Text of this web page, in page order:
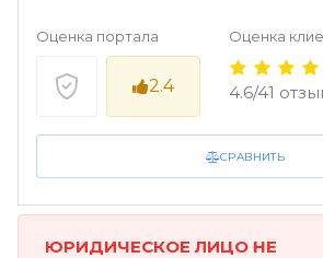
СРАВНИТЬ
Оценка портала
2.4
Оценка
4.6/41
ЮРИДИЧЕСКОЕ ЛИЦО НЕ